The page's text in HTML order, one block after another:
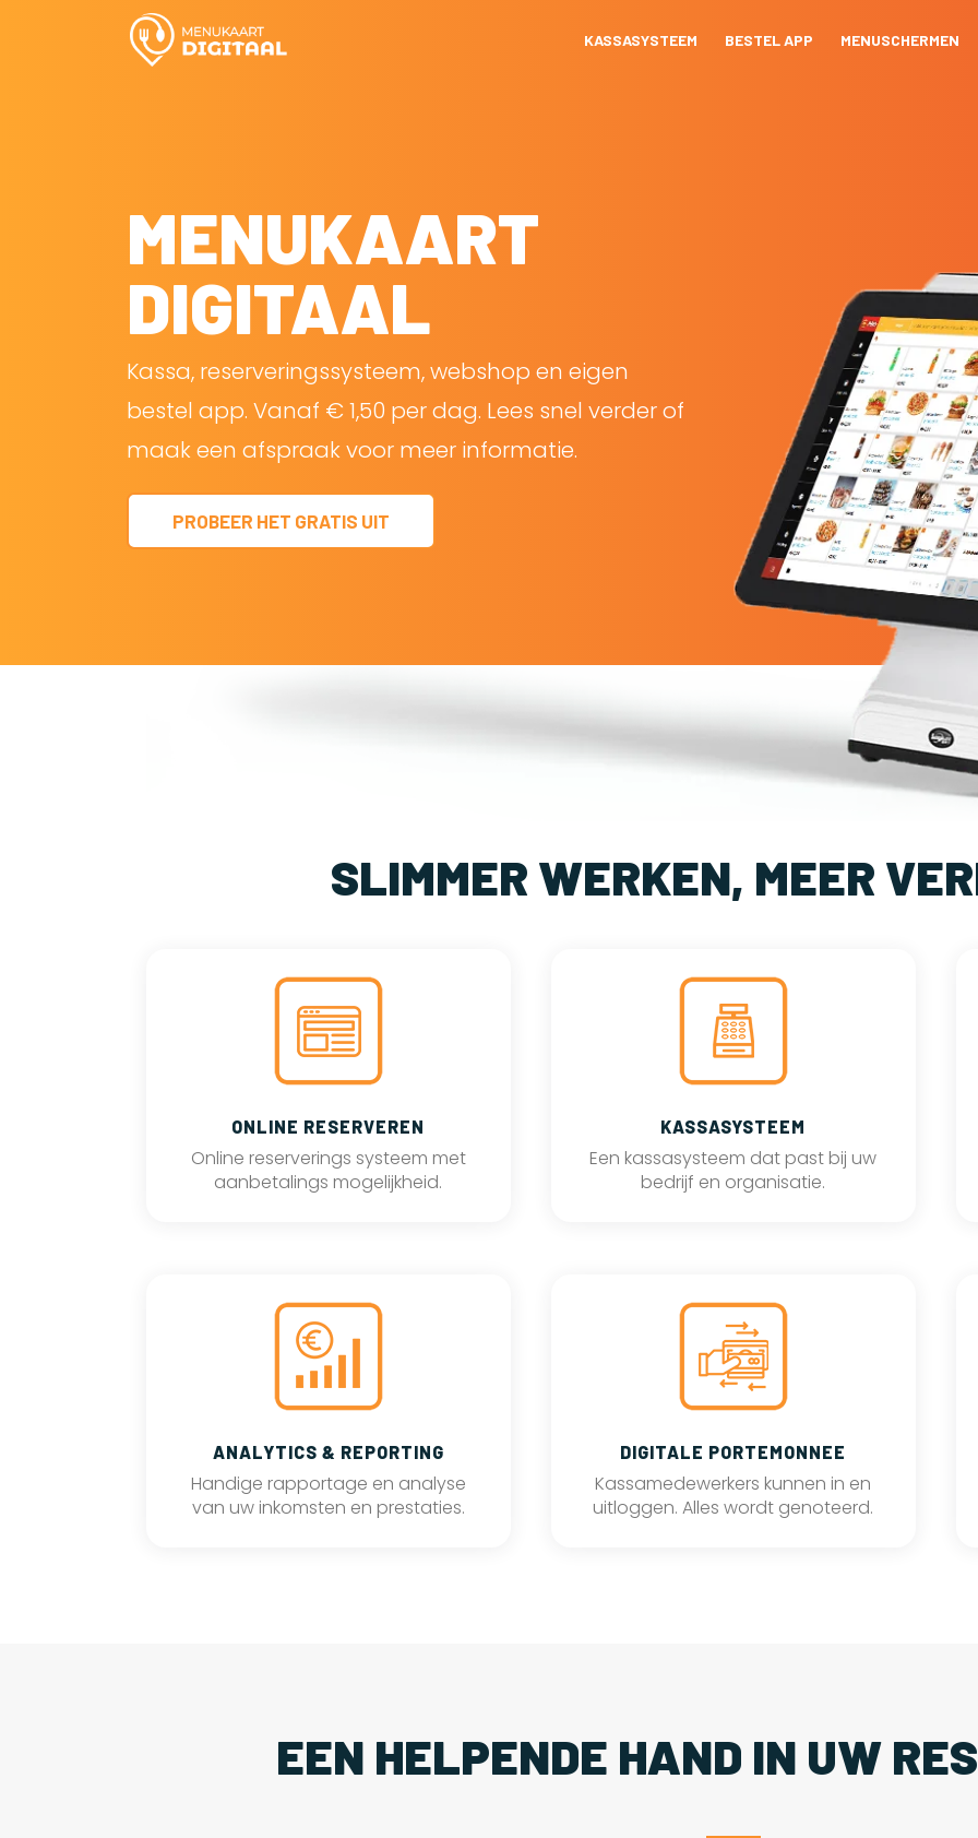
KASSASYSTEEM BESTEL APP MENUSCHERMEN
MENUKAART
DIGITAAL
Kassa, reserveringssysteem, webshop en eigen
bestel app. Vanaf € 1,50 per dag. Lees snel verder of
maak een afspraak voor meer informatie.
PROBEER HET GRATIS UIT
SLIMMER WERKEN, MEER
ONLINE RESERVEREN
Online reserverings systeem met
aanbetalings mogelijkheid.
KASSASYSTEEM
Een kassasysteem dat past bij uw
bedrijf en organisatie.
ANALYTICS & REPORTING
Handige rapportage en analyse
van uw inkomsten en prestaties.
DIGITALE PORTEMONNEE
Kassamedewerkers kunnen in en
uitloggen. Alles wordt genoteerd.
EEN HELPENDE HAND IN UW